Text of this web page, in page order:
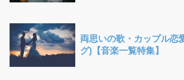
両思いの歌・カップル恋
グ)【音楽一覧特集】